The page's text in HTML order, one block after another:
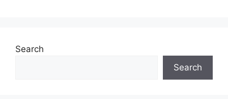
Search
Search